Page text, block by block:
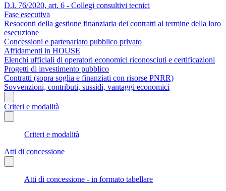
D.l. 76/2020, art. 6 - Collegi consultivi tecnici
Fase esecutiva
Resoconti della gestione finanziaria dei contratti al termine della loro
esecuzione
Concessioni e partenariato pubblico privato
Affidamenti in HOUSE
Elenchi ufficiali di operatori economici riconosciuti e certificazioni
Progetti di investimento pubblico
Contratti (sopra soglia e finanziati con risorse PNRR)
Sovvenzioni, contributi, sussidi, vantaggi economici
Criteri e modalità
Criteri e modalità
Atti di concessione
Atti di concessione - in formato tabellare